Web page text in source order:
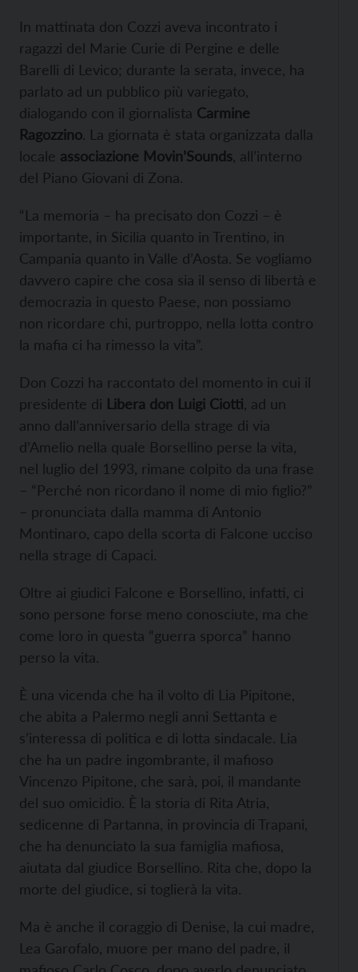
In mattinata don Cozzi aveva incontrato i
ragazzi del Marie Curie di Pergine e delle
Barelli di Levico; durante la serata, invece, ha
parlato ad un pubblico più variegato,
dialogando con il giornalista Carmine
Ragozzino. La giornata è stata organizzata dalla
locale associazione Movin’Sounds , all’interno
del Piano Giovani di Zona.
“La memoria – ha precisato don Cozzi – è
importante, in Sicilia quanto in Trentino, in
Campania quanto in Valle d’Aosta. Se vogliamo
davvero capire che cosa sia il senso di libertà e
democrazia in questo Paese, non possiamo
non ricordare chi, purtroppo, nella lotta contro
la mafia ci ha rimesso la vita”.
Don Cozzi ha raccontato del momento in cui il
presidente di Libera don Luigi Ciotti , ad un
anno dall’anniversario della strage di via
d’Amelio nella quale Borsellino perse la vita,
nel luglio del 1993, rimane colpito da una frase
– “Perché non ricordano il nome di mio figlio?”
– pronunciata dalla mamma di Antonio
Montinaro, capo della scorta di Falcone ucciso
nella strage di Capaci.
Oltre ai giudici Falcone e Borsellino, infatti, ci
sono persone forse meno conosciute, ma che
come loro in questa “guerra sporca” hanno
perso la vita.
È una vicenda che ha il volto di Lia Pipitone,
che abita a Palermo negli anni Settanta e
s’interessa di politica e di lotta sindacale. Lia
che ha un padre ingombrante, il mafioso
Vincenzo Pipitone, che sarà, poi, il mandante
del suo omicidio. È la storia di Rita Atria,
sedicenne di Partanna, in provincia di Trapani,
che ha denunciato la sua famiglia mafiosa,
aiutata dal giudice Borsellino. Rita che, dopo la
morte del giudice, si toglierà la vita.
Ma è anche il coraggio di Denise, la cui madre,
Lea Garofalo, muore per mano del padre, il